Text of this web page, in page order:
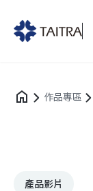
作品專區
產品影片